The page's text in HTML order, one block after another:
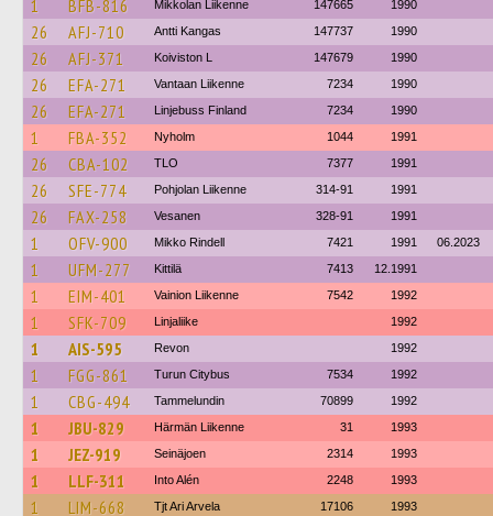
1 BFB-816 Mikkolan Liikenne 147665 1990
26 AFJ-710 Antti Kangas 147737 1990
26 AFJ-371 Koiviston L 147679 1990
26 EFA-271 Vantaan Liikenne 7234 1990
26 EFA-271 Linjebuss Finland 7234 1990
1 FBA-352 Nyholm 1044 1991
26 CBA-102 TLO 7377 1991
26 SFE-774 Pohjolan Liikenne 314-91 1991
26 FAX-258 Vesanen 328-91 1991
1 OFV-900 Mikko Rindell 7421 1991 06.2023
1 UFM-277 Kittilä 7413 12.1991
1 EIM-401 Vainion Liikenne 7542 1992
1 SFK-709 Linjaliike 1992
1 AIS-595 Revon 1992
1 FGG-861 Turun Citybus 7534 1992
1 CBG-494 Tammelundin 70899 1992
1 JBU-829 Härmän Liikenne 31 1993
1 JEZ-919 Seinäjoen 2314 1993
1 LLF-311 Into Alén 2248 1993
1 LIM-668 Tjt Ari Arvela 17106 1993